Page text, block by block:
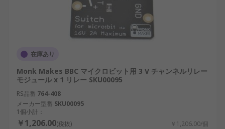
在庫あり
Monk Makes BBC マイクロビット用 3 V チャンネルリレー
モジュール x 1 リレー SKU00095
RS品番 764-408
メーカー型番 SKU00095
1個小計：
￥1,206.00(税抜) ￥1,206.00/個